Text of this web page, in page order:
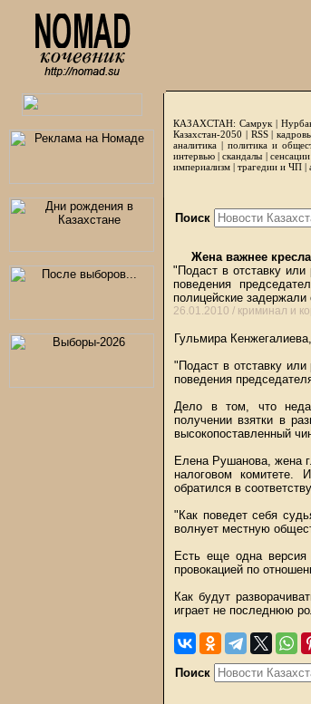
КАЗАХСТАН: Самрук |
Казахстан-2050 | RSS|
аналитика | политика и
интервью |скандалы | сенсации
империализм | трагедии и ЧП |
Поиск
Жена важнее
"Подаст в отставку
поведения
полицейские
26.01.2010 / криминал и
Гульмира
"Подаст в отставку
поведения
Дело в том, что
получении взятки в
высокопоставленный
Елена Рушанова, жена
налоговом комитете.
обратился в
"Как поведет себя
волнует местную
Есть еще одна
провокацией по
Как будут
играет не последнюю
Поиск